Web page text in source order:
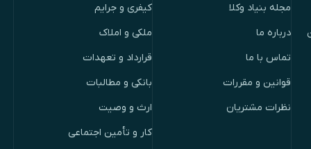
مجله بنیاد وکلا
درباره ما
تماس با ما
قوانین و مقررات
نظرات مشتریان
کیفری و جرایم
ملکی و املاک
قرارداد و تعهدات
بانکی و مطالبات
ارث و وصیت
کار و تأمین اجتماعی